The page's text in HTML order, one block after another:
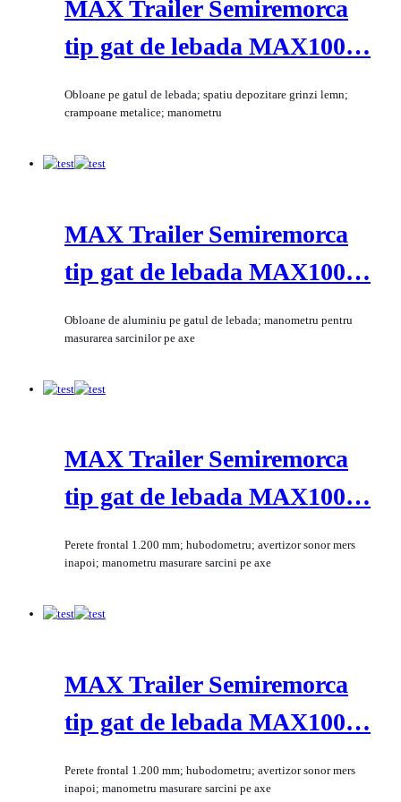
MAX Trailer Semiremorca
tip gat de lebada MAX100…
Obloane pe gatul de lebada; spatiu depozitare grinzi lemn;
crampoane metalice; manometru
MAX Trailer Semiremorca
tip gat de lebada MAX100…
Obloane de aluminiu pe gatul de lebada; manometru pentru
masurarea sarcinilor pe axe
MAX Trailer Semiremorca
tip gat de lebada MAX100…
Perete frontal 1.200 mm; hubodometru; avertizor sonor mers
inapoi; manometru masurare sarcini pe axe
MAX Trailer Semiremorca
tip gat de lebada MAX100…
Perete frontal 1.200 mm; hubodometru; avertizor sonor mers
inapoi; manometru masurare sarcini pe axe